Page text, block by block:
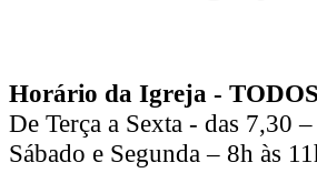
Horário da Igreja -
De Terça a Sexta - das 7,30
Sábado e Segunda – 8h às